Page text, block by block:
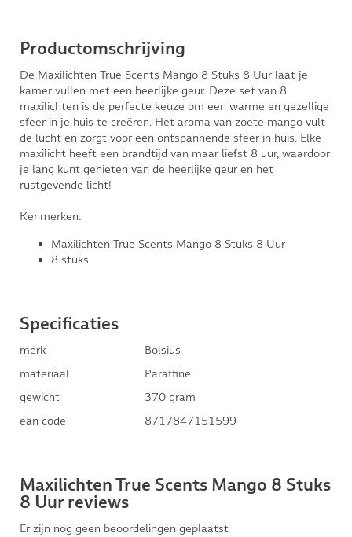
Productomschrijving
De Maxilichten True Scents Mango 8 Stuks 8 Uur laat je
kamer vullen met een heerlijke geur. Deze set van 8
maxilichten is de perfecte keuze om een warme en gezellige
sfeer in je huis te creëren. Het aroma van zoete mango vult
de lucht en zorgt voor een ontspannende sfeer in huis. Elke
maxilicht heeft een brandtijd van maar liefst 8 uur, waardoor
je lang kunt genieten van de heerlijke geur en het
rustgevende licht!
Kenmerken:
Maxilichten True Scents Mango 8 Stuks 8 Uur
8 stuks
Specificaties
merk
Bolsius
materiaal
Paraffine
gewicht
370 gram
ean code
8717847151599
Maxilichten True Scents Mango 8 Stuks
8 Uur reviews
Er zijn nog geen beoordelingen geplaatst